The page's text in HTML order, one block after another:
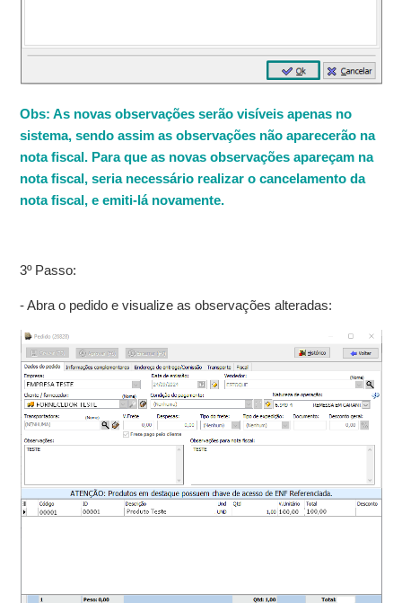
Obs: As novas observações serão visíveis apenas no
sistema, sendo assim as observações não aparecerão na
nota fiscal. Para que as novas observações apareçam na
nota fiscal, seria necessário realizar o cancelamento da
nota fiscal, e emiti-lá novamente.
3º Passo:
- Abra o pedido e visualize as observações alteradas: